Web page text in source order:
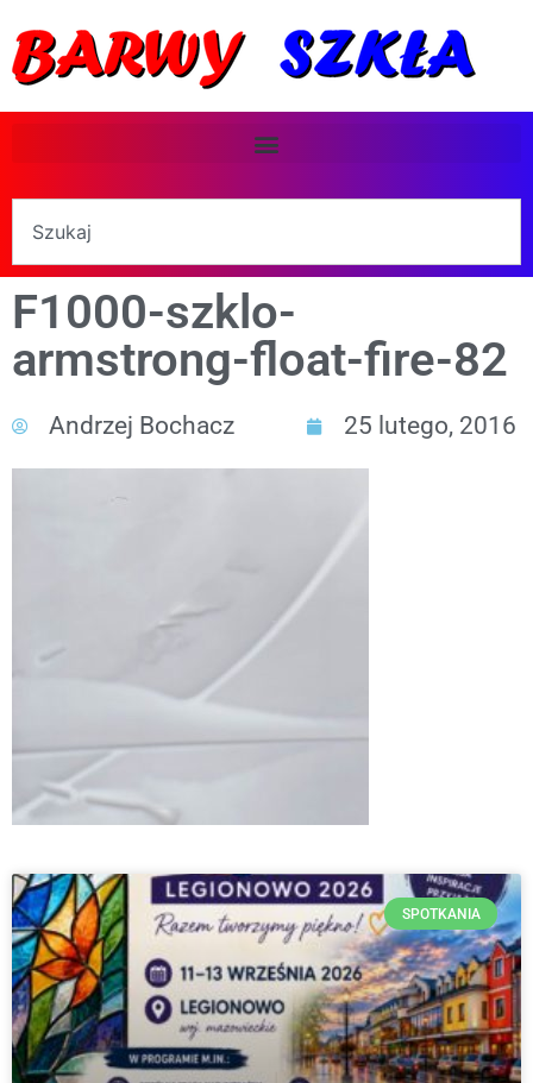
F1000-szklo-
armstrong-float-fire-82
Andrzej Bochacz 25 lutego, 2016
SPOTKANIA